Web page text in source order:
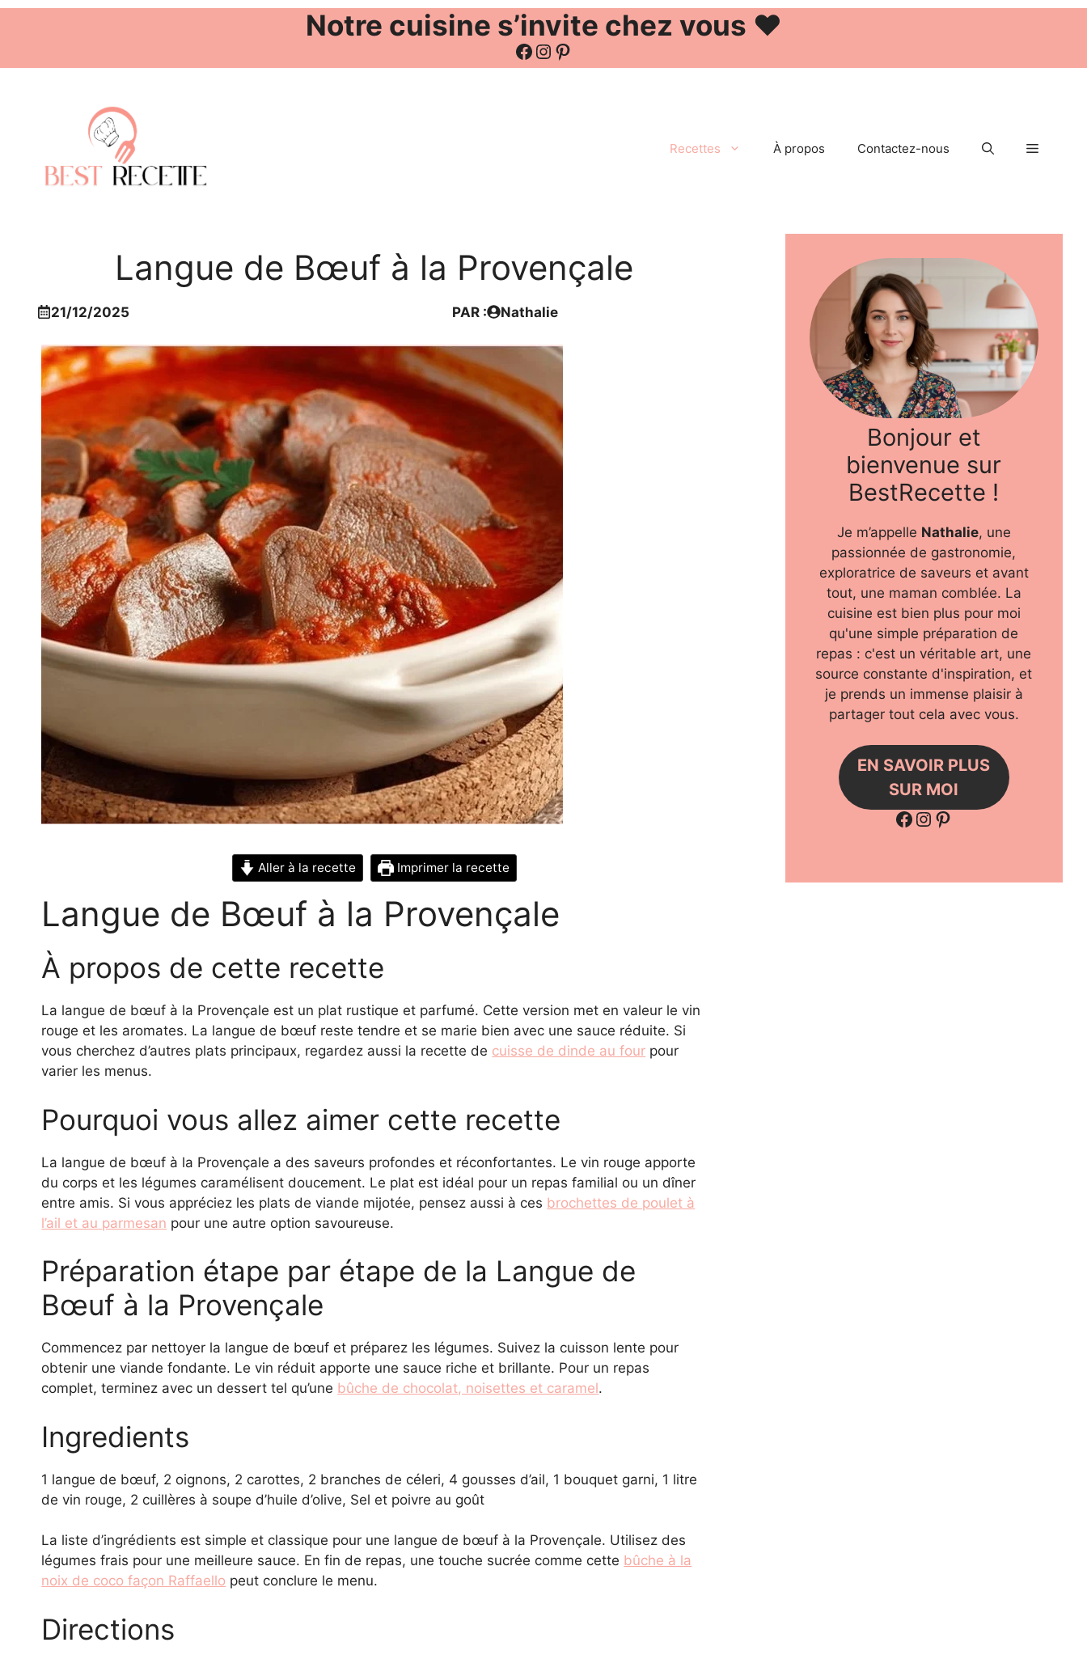
Notre cuisine s’invite chez vous ❤️
Facebook
Instagram
Pinterest
Recettes À propos Contactez-nous
Langue de Bœuf à la Provençale
21/12/2025 PAR : Nathalie
Aller à la recette Imprimer la recette
Langue de Bœuf à la Provençale
À propos de cette recette
La langue de bœuf à la Provençale est un plat rustique et parfumé. Cette version met en valeur le vin
rouge et les aromates. La langue de bœuf reste tendre et se marie bien avec une sauce réduite. Si
vous cherchez d’autres plats principaux, regardez aussi la recette de cuisse de dinde au four pour
varier les menus.
Pourquoi vous allez aimer cette recette
La langue de bœuf à la Provençale a des saveurs profondes et réconfortantes. Le vin rouge apporte
du corps et les légumes caramélisent doucement. Le plat est idéal pour un repas familial ou un dîner
entre amis. Si vous appréciez les plats de viande mijotée, pensez aussi à ces brochettes de poulet à
l’ail et au parmesan pour une autre option savoureuse.
Préparation étape par étape de la Langue de
Bœuf à la Provençale
Commencez par nettoyer la langue de bœuf et préparez les légumes. Suivez la cuisson lente pour
obtenir une viande fondante. Le vin réduit apporte une sauce riche et brillante. Pour un repas
complet, terminez avec un dessert tel qu’une bûche de chocolat, noisettes et caramel.
Ingredients
1 langue de bœuf, 2 oignons, 2 carottes, 2 branches de céleri, 4 gousses d’ail, 1 bouquet garni, 1 litre
de vin rouge, 2 cuillères à soupe d’huile d’olive, Sel et poivre au goût
La liste d’ingrédients est simple et classique pour une langue de bœuf à la Provençale. Utilisez des
légumes frais pour une meilleure sauce. En fin de repas, une touche sucrée comme cette bûche à la
noix de coco façon Raffaello peut conclure le menu.
Directions
Bonjour et
bienvenue sur
BestRecette !
Je m’appelle Nathalie, une
passionnée de gastronomie,
exploratrice de saveurs et avant
tout, une maman comblée. La
cuisine est bien plus pour moi
qu'une simple préparation de
repas : c'est un véritable art, une
source constante d'inspiration, et
je prends un immense plaisir à
partager tout cela avec vous.
EN SAVOIR PLUS
SUR MOI
Facebook
Instagram
Pinterest